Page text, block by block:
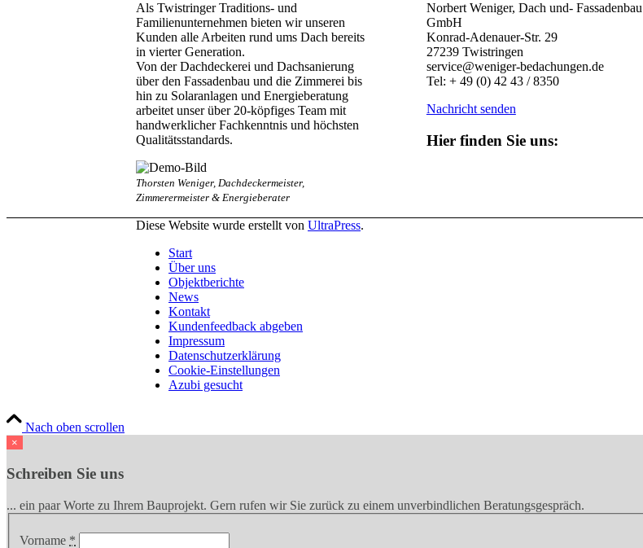
Als Twistringer Traditions- und
Familienunternehmen bieten wir unseren
Kunden alle Arbeiten rund ums Dach bereits
in vierter Generation.
Von der Dachdeckerei und Dachsanierung
über den Fassadenbau und die Zimmerei bis
hin zu Solaranlagen und Energieberatung
arbeitet unser über 20-köpfiges Team mit
handwerklicher Fachkenntnis und höchsten
Qualitätsstandards.
Thorsten Weniger, Dachdeckermeister,
Zimmerermeister & Energieberater
Norbert Weniger, Dach und- Fassadenbau
GmbH
Konrad-Adenauer-Str. 29
27239 Twistringen
service@weniger-bedachungen.de
Tel: + 49 (0) 42 43 / 8350
Nachricht senden
Hier finden Sie uns:
Diese Website wurde erstellt von UltraPress.
Start
Über uns
Objektberichte
News
Kontakt
Kundenfeedback abgeben
Impressum
Datenschutzerklärung
Cookie-Einstellungen
Azubi gesucht
Nach oben scrollen
×
Schreiben Sie uns
... ein paar Worte zu Ihrem Bauprojekt. Gern rufen wir Sie zurück zu einem unverbindlichen Beratungsgespräch.
Vorname *